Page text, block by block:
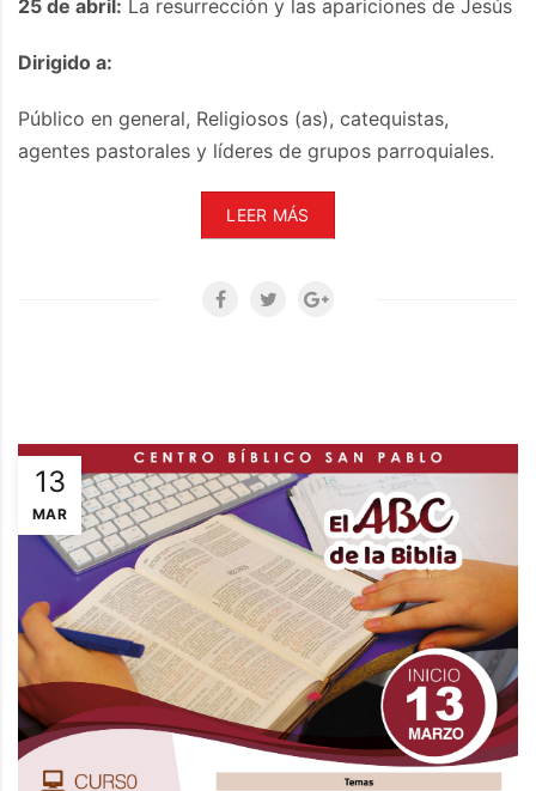
25 de abril: La resurrección y las apariciones de Jesús
Dirigido a:
Público en general, Religiosos (as), catequistas,
agentes pastorales y líderes de grupos parroquiales.
LEER MÁS
13
MAR